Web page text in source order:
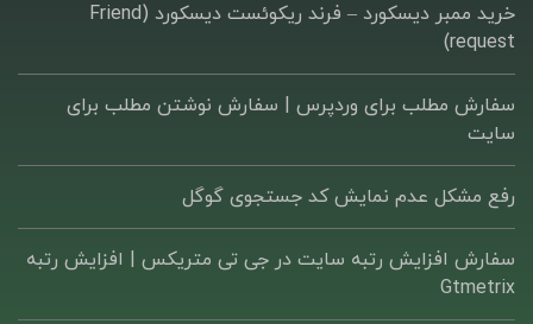
خرید ممبر دیسکورد – فرند ریکوئست دیسکورد (Friend
request)
سفارش مطلب برای وردپرس |‌ سفارش نوشتن مطلب برای
سایت
رفع مشکل عدم نمایش کد جستجوی گوگل
سفارش افزایش رتبه سایت در جی تی متریکس | افزایش رتبه
Gtmetrix